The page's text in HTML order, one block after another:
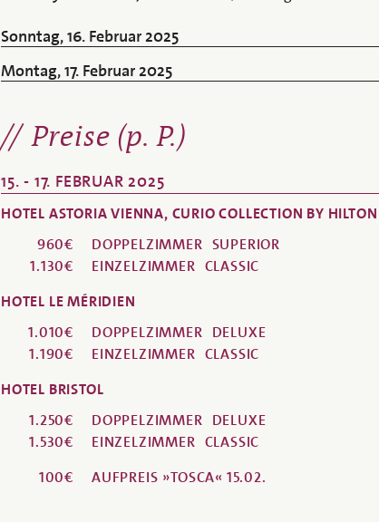
Sonntag, 16. Februar 2025
Montag, 17. Februar 2025
Preise (p. P.)
15. - 17. FEBRUAR 2025
HOTEL ASTORIA VIENNA, CURIO COLLECTION BY HILTON
960€
DOPPELZIMMER SUPERIOR
1.130€
EINZELZIMMER CLASSIC
HOTEL LE MÉRIDIEN
1.010€
DOPPELZIMMER DELUXE
1.190€
EINZELZIMMER CLASSIC
HOTEL BRISTOL
1.250€
DOPPELZIMMER DELUXE
1.530€
EINZELZIMMER CLASSIC
100€
AUFPREIS »TOSCA« 15.02.